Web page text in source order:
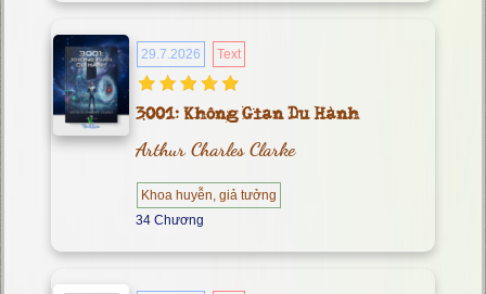
29.7.2026 Text
3001: Không Gian Du Hành
Arthur Charles Clarke
Khoa huyễn, giả tưởng
34 Chương